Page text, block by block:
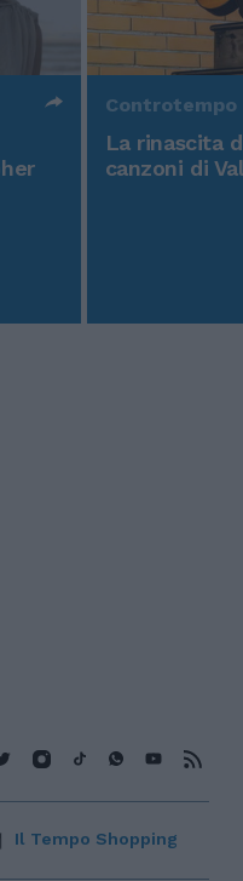
Controtempo
La rinascita
canzoni di
Il Tempo Shopping